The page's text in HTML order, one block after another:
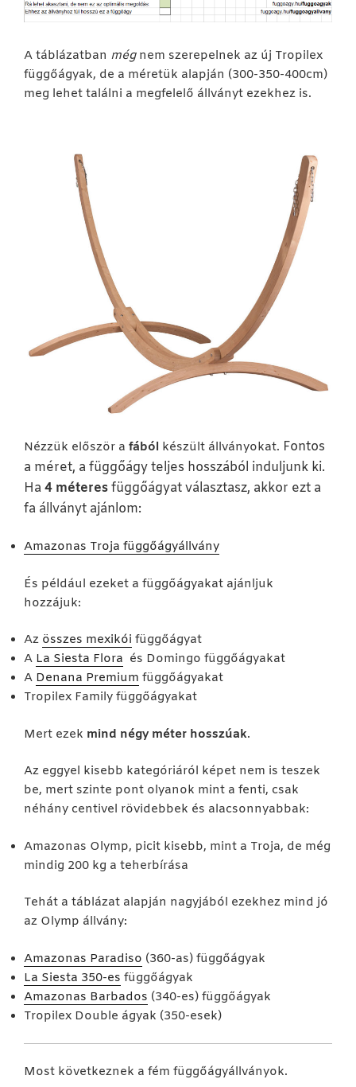
A táblázatban mégnem szerepelnek az új Tropilex
függőágyak, de a méretük alapján (300-350-400cm)
meg lehet találni a megfelelő állványt ezekhez is.
Nézzük először a fából készült állványokat. Fontos
a méret, a függőágy teljes hosszából induljunk ki.
Ha4 méteresfüggőágyat választasz, akkor ezt a
fa állványt ajánlom:
Amazonas Troja függőágyállvány
És például ezeket a függőágyakat ajánljuk
hozzájuk:
Az összes mexikói függőágyat
A La Siesta Flora és Domingo függőágyakat
A Denana Premium függőágyakat
Tropilex Family függőágyakat
Mert ezek mind négy méter hosszúak.
Az eggyel kisebb kategóriáról képet nem is teszek
be, mert szinte pont olyanok mint a fenti, csak
néhány centivel rövidebbek és alacsonnyabbak:
Amazonas Olymp, picit kisebb, mint a Troja, de még
mindig 200 kg a teherbírása
Tehát a táblázat alapján nagyjából ezekhez mind jó
az Olymp állvány:
Amazonas Paradiso (360-as) függőágyak
La Siesta 350-es függőágyak
Amazonas Barbados (340-es) függőágyak
Tropilex Double ágyak (350-esek)
Most következnek a fém függőágyállványok.